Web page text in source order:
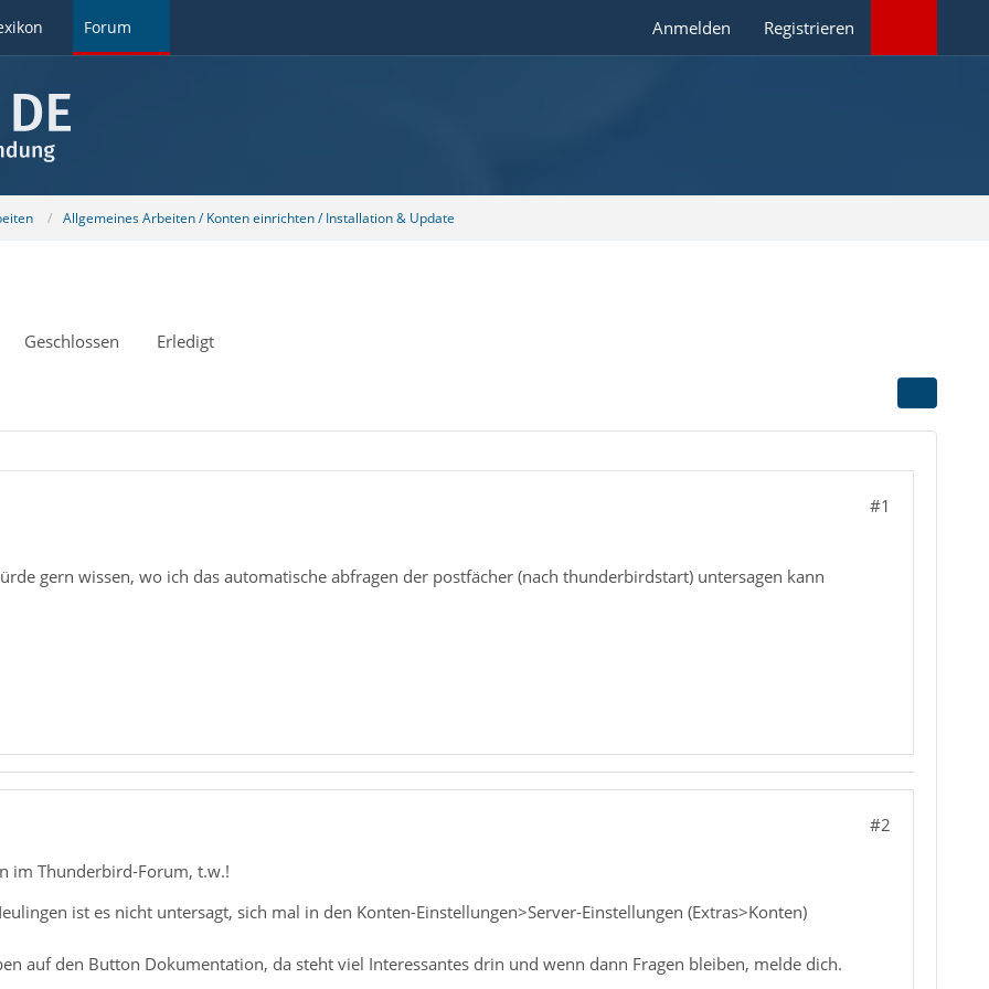
Forum Anmelden Registrieren
Allgemeines Arbeiten / Konten einrichten / Installation & Update
Geschlossen Erledigt
#1
gern wissen, wo ich das automatische abfragen der postfächer (nach thunderbirdstart) untersagen kann
#2
im Thunderbird-Forum, t.w.!
ist es nicht untersagt, sich mal in den Konten-Einstellungen>Server-Einstellungen (Extras>Konten)
auf den Button Dokumentation, da steht viel Interessantes drin und wenn dann Fragen bleiben, melde dich.